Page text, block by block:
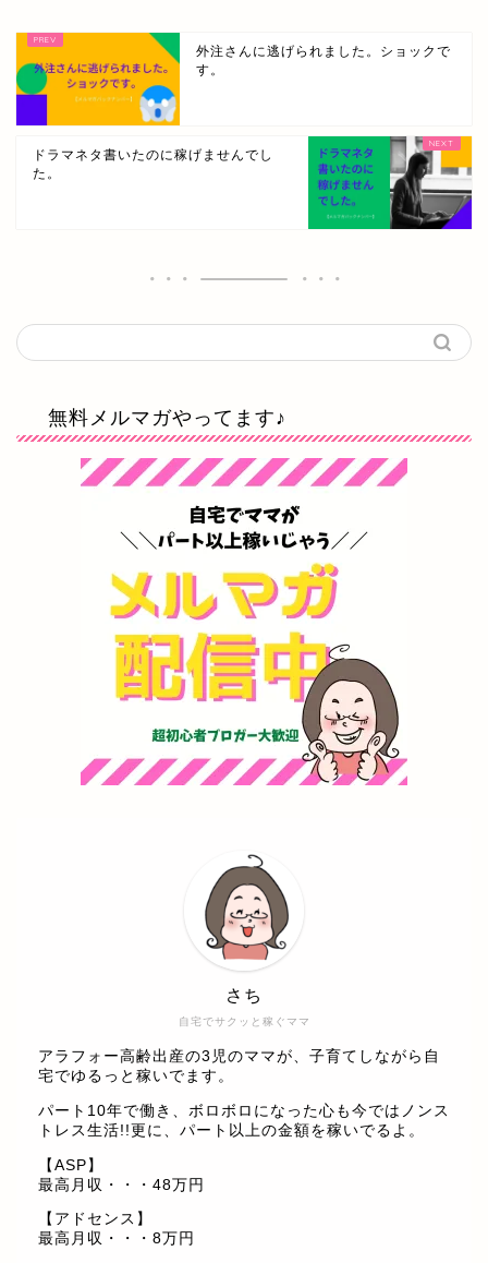
外注さんに逃げられました。ショックで
す。
ドラマネタ書いたのに稼げませんでし
た。
無料メルマガやってます♪
自宅でサクッと稼ぐママ
さち
アラフォー高齢出産の3児のママが、子育てしながら自
宅でゆるっと稼いでます。
パート10年で働き、ボロボロになった心も今ではノンス
トレス生活!!更に、パート以上の金額を稼いでるよ。
【ASP】
最高月収・・・48万円
【アドセンス】
最高月収・・・8万円